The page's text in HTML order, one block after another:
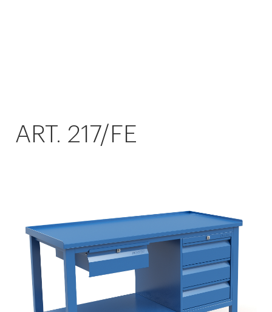
ART. 217/FE